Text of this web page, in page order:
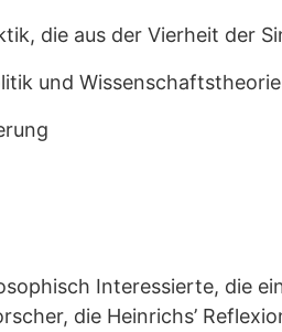
die aus der Vierheit der
und Wissenschaftstheorie
Interessierte, die
die Heinrichs’